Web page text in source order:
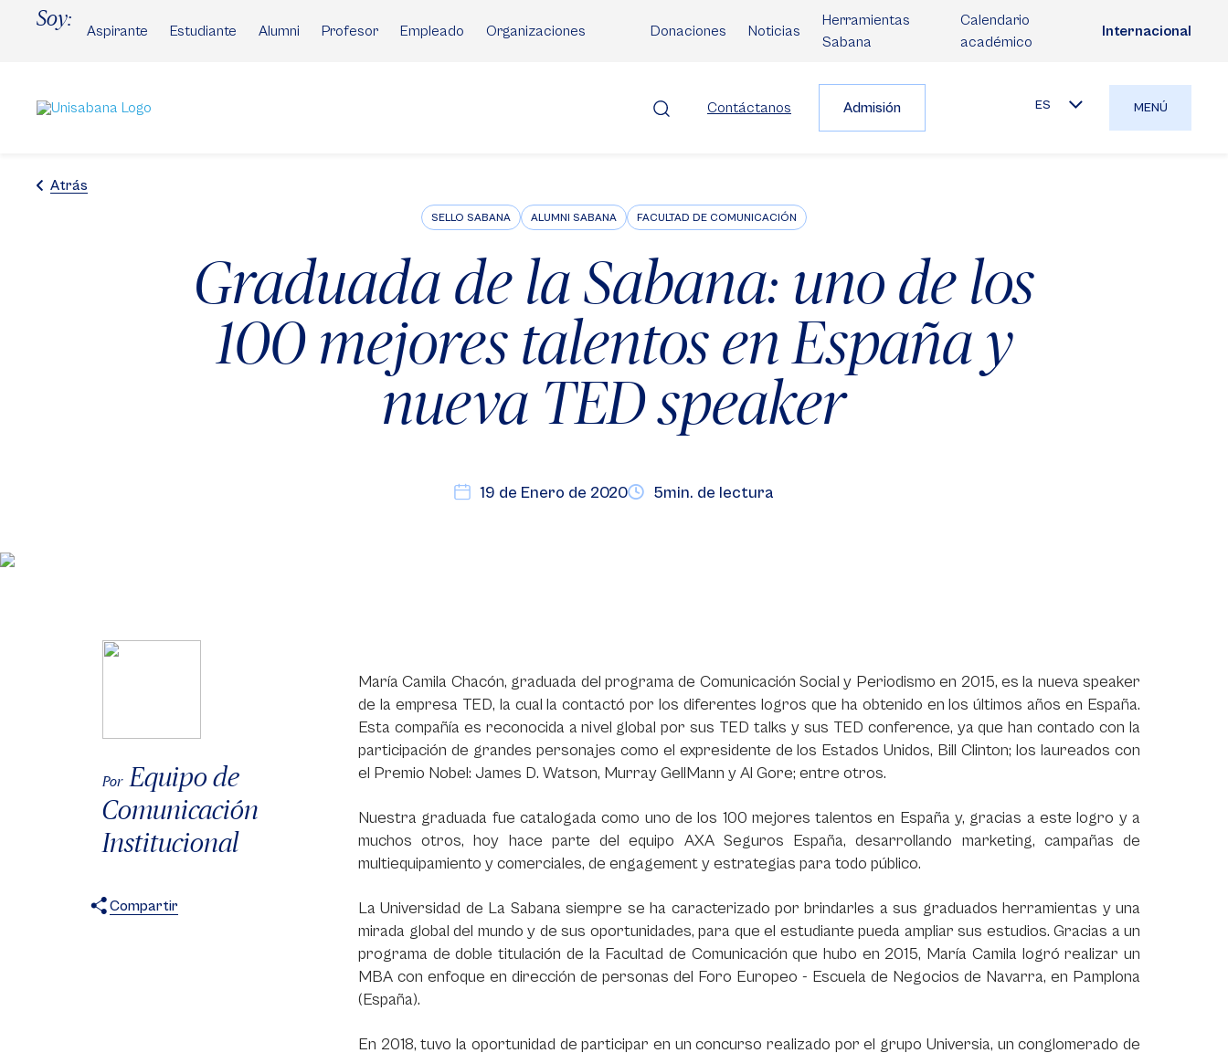
Soy:
Aspirante Estudiante Alumni Profesor Empleado Organizaciones Donaciones Noticias
Herramientas
Sabana
Calendario
académico
Internacional
Contáctanos Admisión ES MENÚ
Atrás
SELLO SABANA ALUMNI SABANA FACULTAD DE COMUNICACIÓN
Graduada de la Sabana: uno de los
100 mejores talentos en España y
nueva TED speaker
19 de Enero de 2020 5min. de lectura
Por Equipo de
Comunicación
Institucional
Compartir
María Camila Chacón, graduada del programa de Comunicación Social y Periodismo en 2015, es la nueva speaker
de la empresa TED, la cual la contactó por los diferentes logros que ha obtenido en los últimos años en España.
Esta compañía es reconocida a nivel global por sus TED talks y sus TED conference, ya que han contado con la
participación de grandes personajes como el expresidente de los Estados Unidos, Bill Clinton; los laureados con
el Premio Nobel: James D. Watson, Murray GellMann y Al Gore; entre otros.
Nuestra graduada fue catalogada como uno de los 100 mejores talentos en España y, gracias a este logro y a
muchos otros, hoy hace parte del equipo AXA Seguros España, desarrollando marketing, campañas de
multiequipamiento y comerciales, de engagement y estrategias para todo público.
La Universidad de La Sabana siempre se ha caracterizado por brindarles a sus graduados herramientas y una
mirada global del mundo y de sus oportunidades, para que el estudiante pueda ampliar sus estudios. Gracias a un
programa de doble titulación de la Facultad de Comunicación que hubo en 2015, María Camila logró realizar un
MBA con enfoque en dirección de personas del Foro Europeo - Escuela de Negocios de Navarra, en Pamplona
(España).
En 2018, tuvo la oportunidad de participar en un concurso realizado por el grupo Universia, un conglomerado de